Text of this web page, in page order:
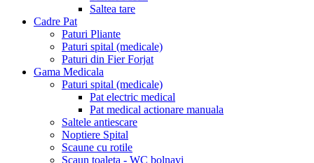
Saltea tare
Cadre Pat
Paturi Pliante
Paturi spital (medicale)
Paturi din Fier Forjat
Gama Medicala
Paturi spital (medicale)
Pat electric medical
Pat medical actionare manuala
Saltele antiescare
Noptiere Spital
Scaune cu rotile
Scaun toaleta - WC bolnavi